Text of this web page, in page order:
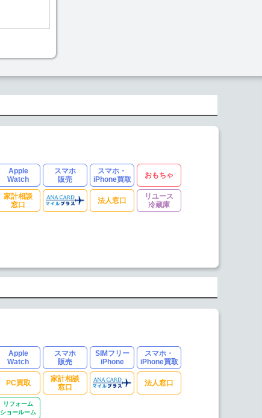
Apple
Watch
スマホ
販売
スマホ・
iPhone買取
おもちゃ
家計相談
窓口
法人窓口
リユース
冷蔵庫
Apple
Watch
スマホ
販売
SIMフリー
iPhone
スマホ・
iPhone買取
PC買取
家計相談
窓口
法人窓口
リフォーム
ショールーム